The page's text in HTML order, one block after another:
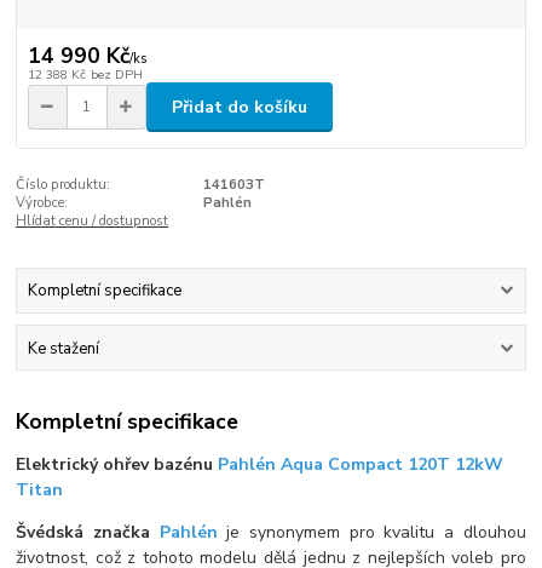
14 990 Kč/ks
12 388 Kč bez DPH
Přidat do košíku
Číslo produktu:
141603T
Výrobce:
Pahlén
Hlídat cenu / dostupnost
Kompletní specifikace
Ke stažení
Kompletní specifikace
Elektrický ohřev bazénu Pahlén Aqua Compact 120T 12kW
Titan
Švédská značka Pahlén je synonymem pro kvalitu a dlouhou
životnost, což z tohoto modelu dělá jednu z nejlepších voleb pro